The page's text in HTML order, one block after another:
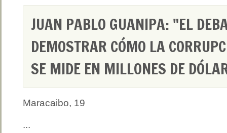
JUAN PABLO GUANIPA: "EL
DEMOSTRAR CÓMO LA
SE MIDE EN MILLONES DE
Maracaibo, 19
...